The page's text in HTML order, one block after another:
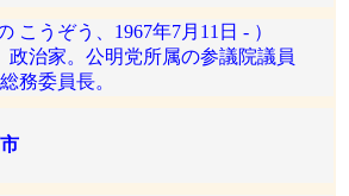
こうぞう、1967年7月11日 - ）
政治家。公明党所属の参議院議員
務委員長。